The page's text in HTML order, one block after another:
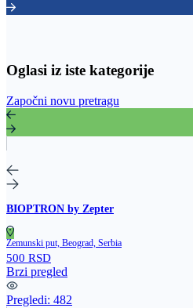
Oglasi iz iste kategorije
Započni novu pretragu
BIOPTRON by Zepter
Zemunski put, Beograd, Serbia
500 RSD
Brzi pregled
Pregledi: 482